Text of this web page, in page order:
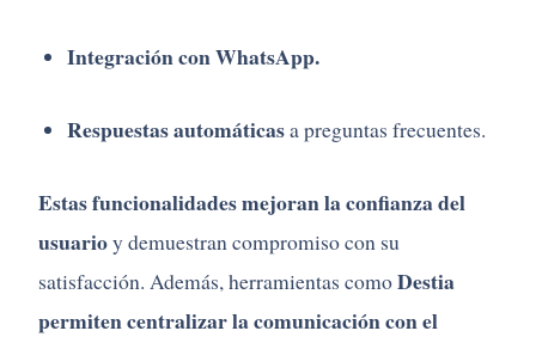
Integración con WhatsApp.
Respuestas automáticasa preguntas frecuentes.
Estas funcionalidades mejoran la confianza del
usuarioy demuestran compromiso con su
satisfacción. Además, herramientas comoDestia
permiten centralizar la comunicación con el